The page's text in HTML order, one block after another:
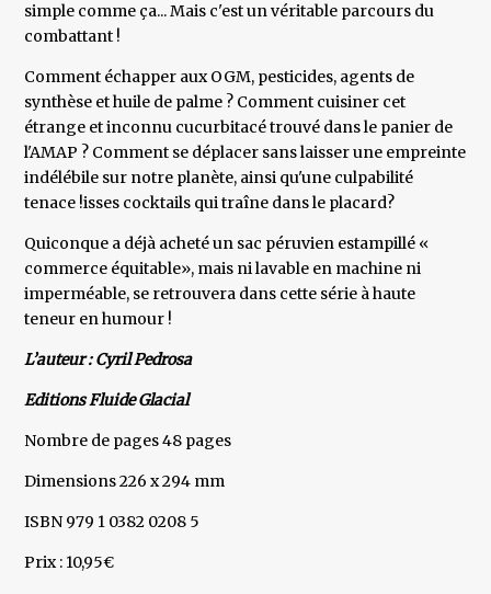
simple comme ça... Mais c'est un véritable parcours du
combattant !
Comment échapper aux OGM, pesticides, agents de
synthèse et huile de palme ? Comment cuisiner cet
étrange et inconnu cucurbitacé trouvé dans le panier de
l'AMAP ? Comment se déplacer sans laisser une empreinte
indélébile sur notre planète, ainsi qu'une culpabilité
tenace !isses cocktails qui traîne dans le placard?
Quiconque a déjà acheté un sac péruvien estampillé «
commerce équitable», mais ni lavable en machine ni
imperméable, se retrouvera dans cette série à haute
teneur en humour !
L’auteur : Cyril Pedrosa
Editions Fluide Glacial
Nombre de pages 48 pages
Dimensions 226 x 294 mm
ISBN 979 1 0382 0208 5
Prix : 10,95€